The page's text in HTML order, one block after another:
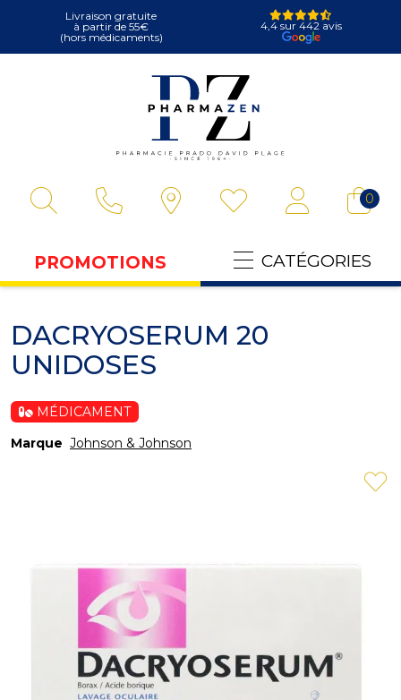
Livraison gratuite
à partir de 55€
(hors médicaments)
4,4 sur 442 avis
0
PROMOTIONS CATÉGORIES
DACRYOSERUM 20
UNIDOSES
MÉDICAMENT
Marque Johnson & Johnson